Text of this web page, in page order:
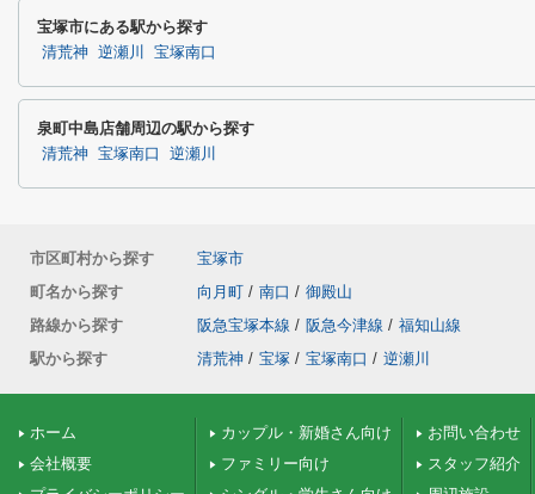
宝塚市にある駅から探す
清荒神 逆瀬川 宝塚南口
泉町中島店舗周辺の駅から探す
清荒神 宝塚南口 逆瀬川
市区町村から探す
宝塚市
町名から探す
向月町 / 南口 / 御殿山
路線から探す
阪急宝塚本線 / 阪急今津線 / 福知山線
駅から探す
清荒神 / 宝塚 / 宝塚南口 / 逆瀬川
ホーム
会社概要
カップル・新婚さん向け
ファミリー向け
お問い合わせ
スタッフ紹介